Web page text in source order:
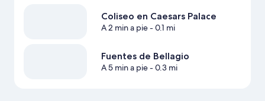
Coliseo en Caesars Palace
A 2 min a pie- 0.1 mi
Fuentes de Bellagio
A 5 min a pie- 0.3 mi